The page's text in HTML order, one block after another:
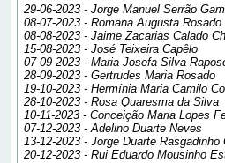
29-06-2023 - Jorge Manuel Serrão
08-07-2023 - Romana Augusta Rosado
08-08-2023 - Jaime Zacarias Calado
15-08-2023 - José Teixeira Capêlo
07-09-2023 - Maria Josefa Silva
28-09-2023 - Gertrudes Maria Rosado
19-10-2023 - Hermínia Maria Camilo
28-10-2023 - Rosa Quaresma da Silva
10-11-2023 - Conceição Maria Lopes
07-12-2023 - Adelino Duarte Neves
13-12-2023 - Jorge Duarte Rasgadinho
20-12-2023 - Rui Eduardo Mousinho